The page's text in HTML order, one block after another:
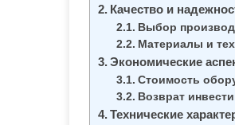
Качество и
Выбор
Материалы и
Экономические
Стоимость
Возврат
Технические